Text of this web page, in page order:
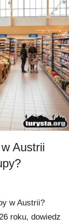
Austrii
w Austrii?
roku, dowiedz